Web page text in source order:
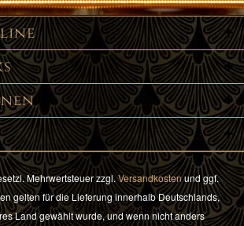
Mehrwertsteuer zzgl.Versandkostenund ggf.
gelten für die Lieferung innerhalb Deutschlands,
Land gewählt wurde, und wenn nicht anders